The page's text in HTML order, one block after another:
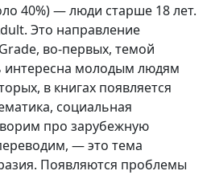
40%) — люди старше 18 лет.
Это направление
во-первых, темой
интересна молодым людям
в книгах появляется
социальная
про зарубежную
— это тема
Появляются проблемы